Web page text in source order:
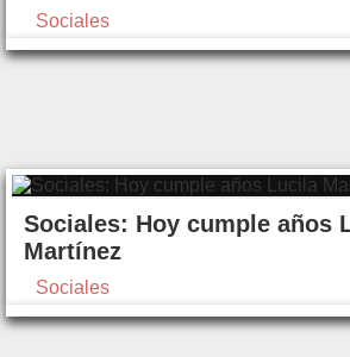
Sociales
Sociales: Hoy cumple años
Martínez
Sociales